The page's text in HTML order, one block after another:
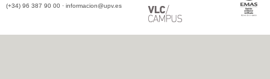
(+34) 96 387 90 00 · informacion@upv.es